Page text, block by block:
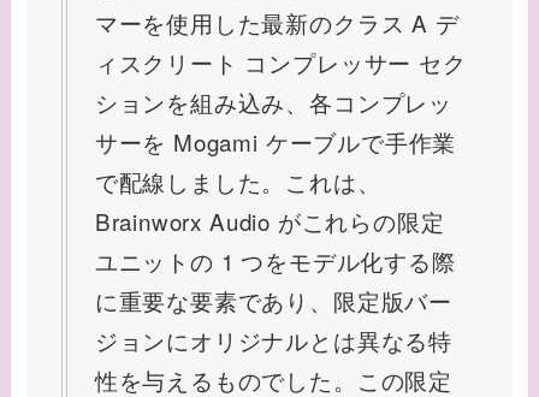
マーを使用した最新のクラス A デ
ィスクリート コンプレッサー セク
ションを組み込み、各コンプレッ
サーを Mogami ケーブルで手作業
で配線しました。これは、
Brainworx Audio がこれらの限定
ユニットの 1 つをモデル化する際
に重要な要素であり、限定版バー
ジョンにオリジナルとは異なる特
性を与えるものでした。この限定